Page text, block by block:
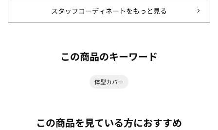
スタッフコーディネートをもっと見る
この商品のキーワード
体型カバー
この商品を見ている方におすすめ